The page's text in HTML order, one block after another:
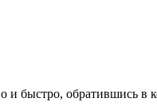
и быстро, обратившись